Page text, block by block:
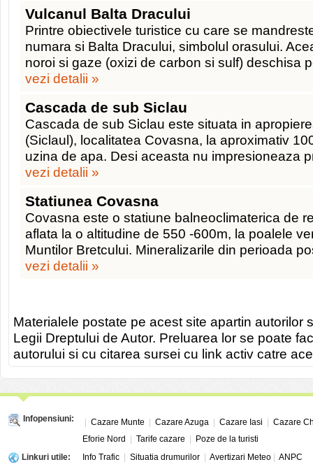
Vulcanul Balta Dracului
Printre obiectivele turistice cu care se
numara si Balta Dracului, simbolul orasului.
noroi si gaze (oxizi de carbon si sulf) deschisa
vezi detalii »
Cascada de sub Siclau
Cascada de sub Siclau este situata in
(Siclaul), localitatea Covasna, la aproximativ
uzina de apa. Desi aceasta nu impresioneaza
vezi detalii »
Statiunea Covasna
Covasna este o statiune balneoclimaterica de
aflata la o altitudine de 550 -600m, la poalele
Muntilor Bretcului. Mineralizarile din perioada
vezi detalii »
Materialele postate pe acest site apartin autorilor
Legii Dreptului de Autor. Preluarea lor se poate
autorului si cu citarea sursei cu link activ catre
Infopensiuni: Cazare Munte Cazare Azuga Cazare Iasi
Cazare
Eforie Nord
Tarife cazare
Poze de la turisti
Linkuri utile:
Info Trafic Situatia drumurilor Avertizari Meteo ANPC